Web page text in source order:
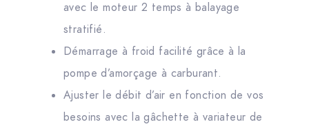
avec le moteur 2 temps à balayage
stratifié.
Démarrage à froid facilité grâce à la
pompe d’amorçage à carburant.
Ajuster le débit d’air en fonction de vos
besoins avec la gâchette à variateur de